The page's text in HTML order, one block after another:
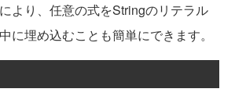
より、任意の式をStringのリテラル
に埋め込むことも簡単にできます。